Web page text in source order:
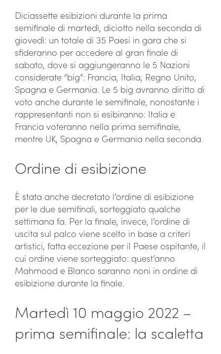
Diciassette esibizioni durante la prima
semifinale di martedì, diciotto nella seconda di
giovedì: un totale di 35 Paesi in gara che si
sfideranno per accedere al gran finale di
sabato, dove si aggiungeranno le 5 Nazioni
considerate “big”: Francia, Italia, Regno Unito,
Spagna e Germania. Le 5 big avranno diritto di
voto anche durante le semifinale, nonostante i
rappresentanti non si esibiranno: Italia e
Francia voteranno nella prima semifinale,
mentre UK, Spagna e Germania nella seconda.
Ordine di esibizione
È stata anche decretato l’ordine di esibizione
per le due semifinali, sorteggiato qualche
settimana fa. Per la finale, invece, l’ordine di
uscita sul palco viene scelto in base a criteri
artistici, fatta eccezione per il Paese ospitante, il
cui ordine viene sorteggiato: quest’anno
Mahmood e Blanco saranno noni in ordine di
esibizione durante la finale.
Martedì 10 maggio 2022 –
prima semifinale: la scaletta